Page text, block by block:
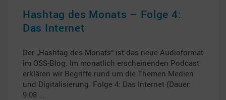
Hashtag des Monats – Folge 4:
Das Internet
Der „Hashtag des Monats“ ist das neue Audioformat
im OSS-Blog. Im monatlich erscheinenden Podcast
erklären wir Begriffe rund um die Themen Medien
und Digitalisierung. Folge 4: Das Internet (Dauer:
9:08